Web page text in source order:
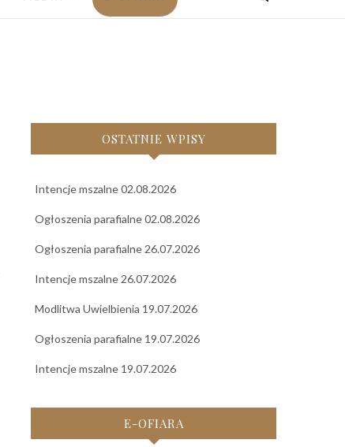
OSTATNIE WPISY
Intencje mszalne 02.08.2026
Ogłoszenia parafialne 02.08.2026
Ogłoszenia parafialne 26.07.2026
Intencje mszalne 26.07.2026
Modlitwa Uwielbienia 19.07.2026
Ogłoszenia parafialne 19.07.2026
Intencje mszalne 19.07.2026
E-OFIARA